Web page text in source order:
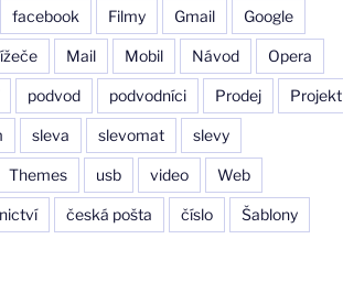
facebook Filmy Gmail Google
Mail Mobil Návod Opera
podvod podvodníci Prodej Projekt
sleva slevomat slevy
Themes usb video Web
česká pošta číslo Šablony